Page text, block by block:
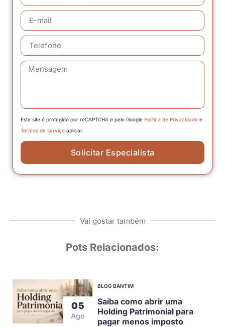
Este site é protegido por reCAPTCHA e pelo Google Política de Privacidade e
Termos de serviço aplicar.
Solicitar Especialista
Vai gostar também
Pots Relacionados:
05
Ago
BLOG BANTIM
Saiba como abrir uma
Holding Patrimonial para
pagar menos imposto